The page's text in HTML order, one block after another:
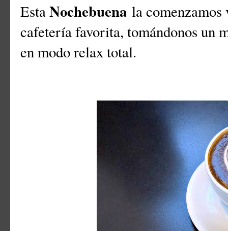
EstaNochebuena la comenzamos
cafetería favorita, tomándonos un
en modo relax total.